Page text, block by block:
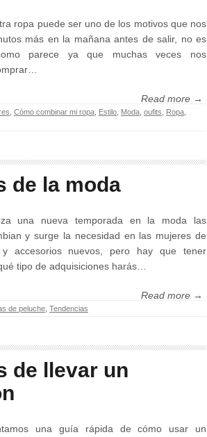
ropa puede ser uno de los motivos que nos
más en la mañana antes de salir, no es
parece ya que muchas veces nos
Read more →
Cómo combinar mi ropa Estilo Moda oufits Ropa
de la moda
una nueva temporada en la moda las
y surge la necesidad en las mujeres de
accesorios nuevos, pero hay que tener
tipo de adquisiciones harás…
Read more →
de peluche Tendencias
de llevar un
una guía rápida de cómo usar un